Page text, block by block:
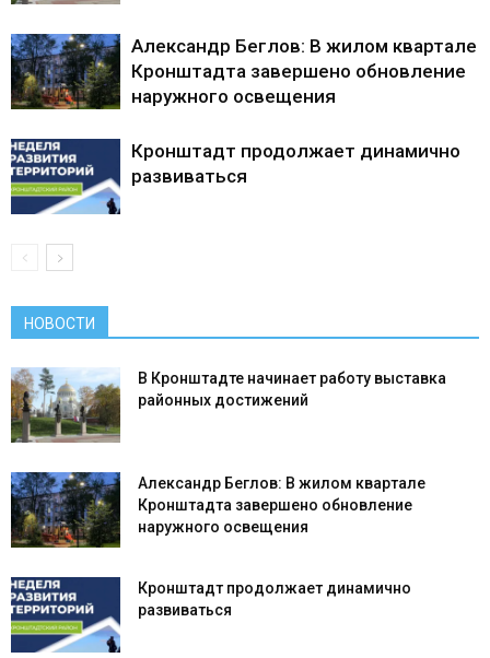
Александр Беглов: В жилом квартале
Кронштадта завершено обновление
наружного освещения
Кронштадт продолжает динамично
развиваться
НОВОСТИ
В Кронштадте начинает работу выставка
районных достижений
Александр Беглов: В жилом квартале
Кронштадта завершено обновление
наружного освещения
Кронштадт продолжает динамично
развиваться